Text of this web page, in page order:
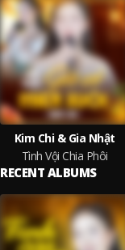
Kim Chi & Gia Nhật
Tình Vội Chia Phôi
RECENT ALBUMS